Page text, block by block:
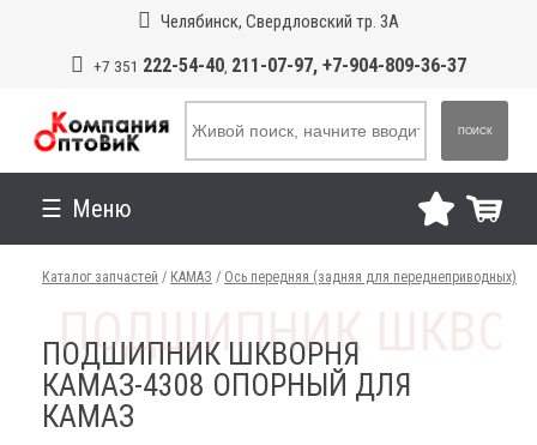
Челябинск, Свердловский тр. 3А
+7 351 222-54-40, 211-07-97, +7-904-809-36-37
ПОИСК
Меню
Каталог запчастей / КАМАЗ / Ось передняя (задняя для переднеприводных)
ПОДШИПНИК ШКВОРНЯ
КАМАЗ-4308 ОПОРНЫЙ ДЛЯ
КАМАЗ